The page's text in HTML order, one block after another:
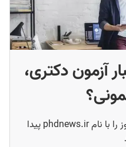
(
1
)
(
1
)
آزمون دکتری،
صفحات اجتماعی پی اچ دی نیوز را با نام phdnews.ir پیدا